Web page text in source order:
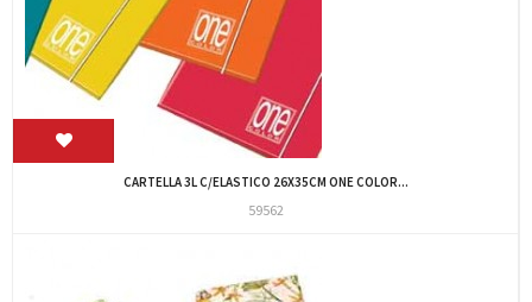
CARTELLA 3L C/ELASTICO 26X35CM ONE COLOR...
59562